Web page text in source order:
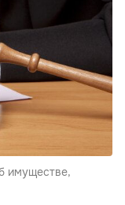
имуществе,